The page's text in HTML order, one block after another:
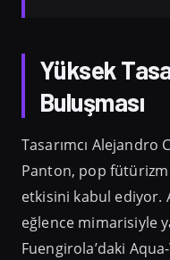
Yüksek
Buluşması
Tasarımcı
Panton, pop fütürizm
etkisini kabul ediyor.
eğlence mimarisiyle
Fuengirola’daki